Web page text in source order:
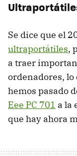
Se dice que el
ultraportátiles,
a traer
ordenadores, lo
hemos pasado
Eee PC 701 a la
que hay ahora